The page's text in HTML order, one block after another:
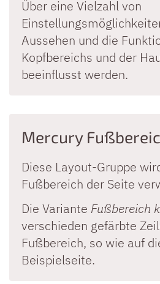
Über eine Vielzahl von
Aussehen und die
Kopfbereichs und der
beeinflusst werden.
Mercury
Diese Layout-Gruppe
Fußbereich der Seite
Die Variante Fußbereich
verschieden gefärbte
Fußbereich, so wie auf
Beispielseite.